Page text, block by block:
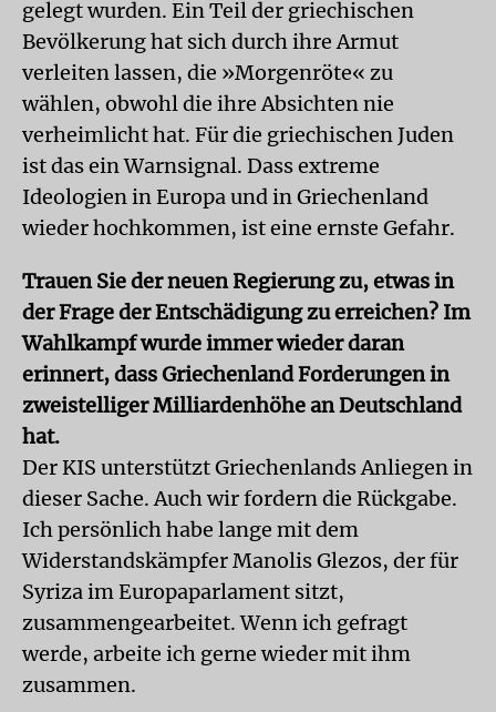
gelegt wurden. Ein Teil der griechischen
Bevölkerung hat sich durch ihre Armut
verleiten lassen, die »Morgenröte« zu
wählen, obwohl die ihre Absichten nie
verheimlicht hat. Für die griechischen Juden
ist das ein Warnsignal. Dass extreme
Ideologien in Europa und in Griechenland
wieder hochkommen, ist eine ernste Gefahr.
Trauen Sie der neuen Regierung zu, etwas in
der Frage der Entschädigung zu erreichen? Im
Wahlkampf wurde immer wieder daran
erinnert, dass Griechenland Forderungen in
zweistelliger Milliardenhöhe an Deutschland
hat.
Der KIS unterstützt Griechenlands Anliegen in
dieser Sache. Auch wir fordern die Rückgabe.
Ich persönlich habe lange mit dem
Widerstandskämpfer Manolis Glezos, der für
Syriza im Europaparlament sitzt,
zusammengearbeitet. Wenn ich gefragt
werde, arbeite ich gerne wieder mit ihm
zusammen.